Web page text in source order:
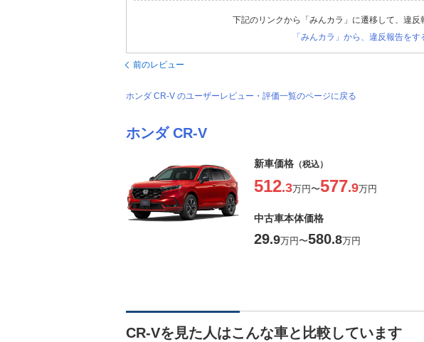
下記のリンクから「みんカラ」に遷移して、違反
「みんカラ」から、違反報告をす
前のレビュー
ホンダ CR-V のユーザーレビュー・評価一覧のページに戻る
ホンダ CR-V
新車価格 （税込）
512.3万円〜577.9万円
中古車本体価格
29.9万円〜580.8万円
CR-Vを見た人はこんな車と比較しています